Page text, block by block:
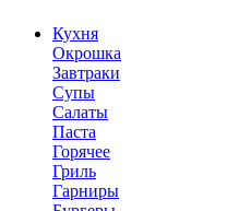
Кухня
Окрошка
Завтраки
Супы
Салаты
Паста
Горячее
Гриль
Гарниры